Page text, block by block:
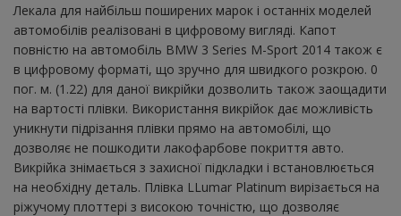
Лекала для найбільш поширених марок і останніх моделей
автомобілів реалізовані в цифровому вигляді. Капот
повністю на автомобіль BMW 3 Series M-Sport 2014 також є
в цифровому форматі, що зручно для швидкого розкрою. 0
пог. м. (1.22) для даної викрійки дозволить також заощадити
на вартості плівки. Використання викрійок дає можливість
уникнути підрізання плівки прямо на автомобілі, що
дозволяє не пошкодити лакофарбове покриття авто.
Викрійка знімається з захисної підкладки і встановлюється
на необхідну деталь. Плівка LLumar Platinum вирізається на
ріжучому плоттері з високою точністю, що дозволяє